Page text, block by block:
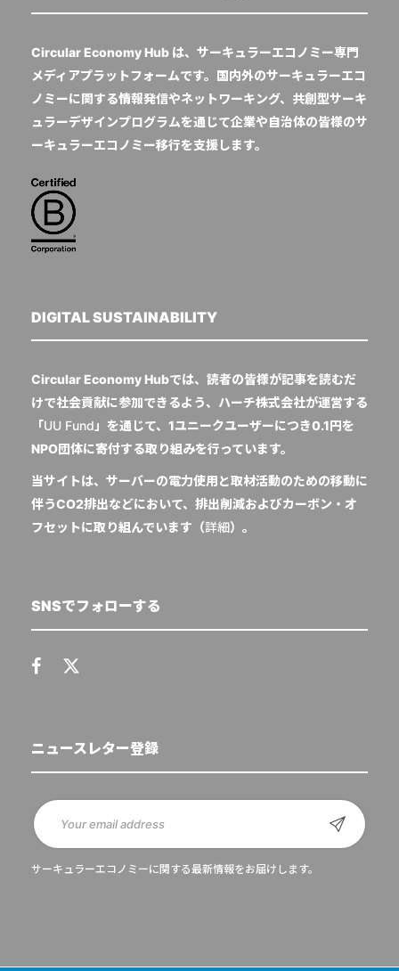
Circular Economy Hub は、サーキュラーエコノミー専門
メディアプラットフォームです。国内外のサーキュラーエコ
ノミーに関する情報発信やネットワーキング、共創型サーキ
ュラーデザインプログラムを通じて企業や自治体の皆様のサ
ーキュラーエコノミー移行を支援します。
DIGITAL SUSTAINABILITY
Circular Economy Hubでは、読者の皆様が記事を読むだ
けで社会貢献に参加できるよう、ハーチ株式会社が運営する
「UU Fund 」を通じて、1ユニークユーザーにつき0.1円を
NPO団体に寄付する取り組みを行っています。
当サイトは、サーバーの電力使用と取材活動のための移動に
伴うCO2排出などにおいて、排出削減およびカーボン・オ
フセットに取り組んでいます（詳細）。
SNSでフォローする
ニュースレター登録
サーキュラーエコノミーに関する最新情報をお届けします。